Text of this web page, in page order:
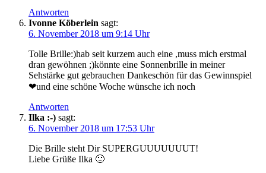
Antworten
Ivonne Köberlein sagt:
6. November 2018 um 9:14 Uhr
Tolle Brille:)hab seit kurzem auch eine ,muss mich erstmal
dran gewöhnen ;)könnte eine Sonnenbrille in meiner
Sehstärke gut gebrauchen Dankeschön für das Gewinnspiel
❤und eine schöne Woche wünsche ich noch
Antworten
Ilka :-) sagt:
6. November 2018 um 17:53 Uhr
Die Brille steht Dir SUPERGUUUUUUUT!
Liebe Grüße Ilka 🙂